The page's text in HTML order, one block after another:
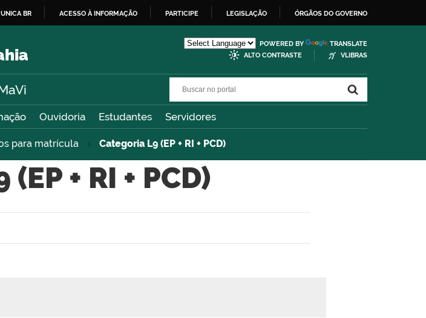
O
BR ACESSO À INFORMAÇÃO PARTICIPE LEGISLAÇÃO ÓRGÃOS DO GOVERNO
POWERED BY
TRANSLATE
ALTO CONTRASTE
VLIBRAS
Ouvidoria Estudantes Servidores
para matrícula Categoria L9 (EP + RI + PCD)
+ RI + PCD)